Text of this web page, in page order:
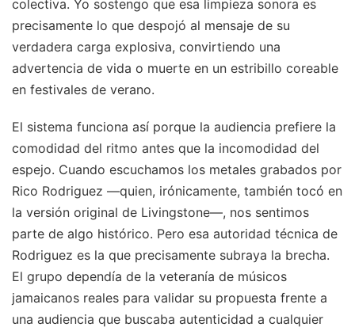
colectiva. Yo sostengo que esa limpieza sonora es
precisamente lo que despojó al mensaje de su
verdadera carga explosiva, convirtiendo una
advertencia de vida o muerte en un estribillo coreable
en festivales de verano.
El sistema funciona así porque la audiencia prefiere la
comodidad del ritmo antes que la incomodidad del
espejo. Cuando escuchamos los metales grabados por
Rico Rodriguez —quien, irónicamente, también tocó en
la versión original de Livingstone—, nos sentimos
parte de algo histórico. Pero esa autoridad técnica de
Rodriguez es la que precisamente subraya la brecha.
El grupo dependía de la veteranía de músicos
jamaicanos reales para validar su propuesta frente a
una audiencia que buscaba autenticidad a cualquier